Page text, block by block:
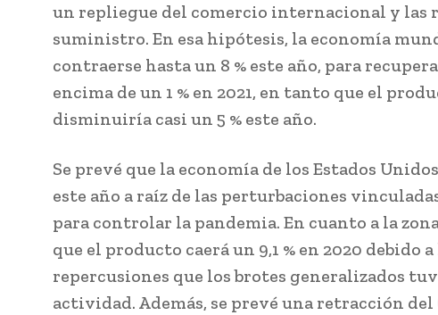
un repliegue del comercio internacional y las
suministro. En esa hipótesis, la economía
contraerse hasta un 8 % este año, para
encima de un 1 % en 2021, en tanto que el
disminuiría casi un 5 % este año.
Se prevé que la economía de los Estados
este año a raíz de las perturbaciones
para controlar la pandemia. En cuanto a la
que el producto caerá un 9,1 % en 2020 debido
repercusiones que los brotes generalizados
actividad. Además, se prevé una retracción del